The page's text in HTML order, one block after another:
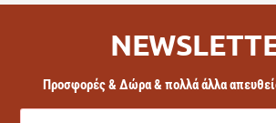
Προσφορές & Δώρα & πολλά άλλα